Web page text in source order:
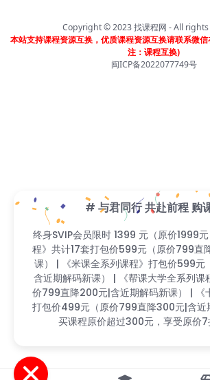
Copyright © 2023找课程网 - All
本站支持课程资源互换，优质课程资源互换请联系微
注：课程互换)
闽ICP备2022077749号
首页 分类 会员
新课 | 凡单次购买课程原价超过300元，
惠！！